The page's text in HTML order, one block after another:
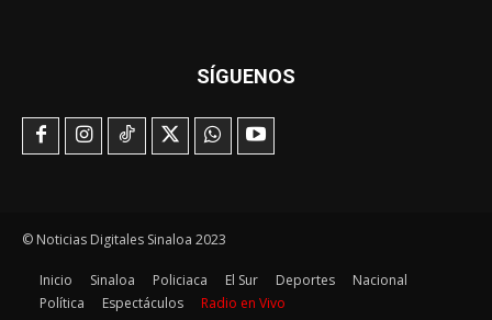
SÍGUENOS
© Noticias Digitales Sinaloa 2023
Inicio Sinaloa Policiaca El Sur Deportes
Nacional
Política
Espectáculos Radio en Vivo